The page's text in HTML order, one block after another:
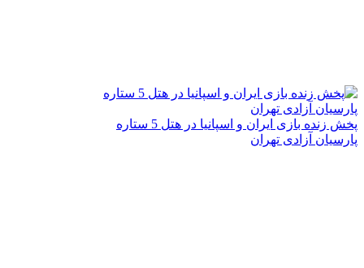
پخش زنده بازی ایران و اسپانیا در هتل 5 ستاره
پارسیان آزادی تهران